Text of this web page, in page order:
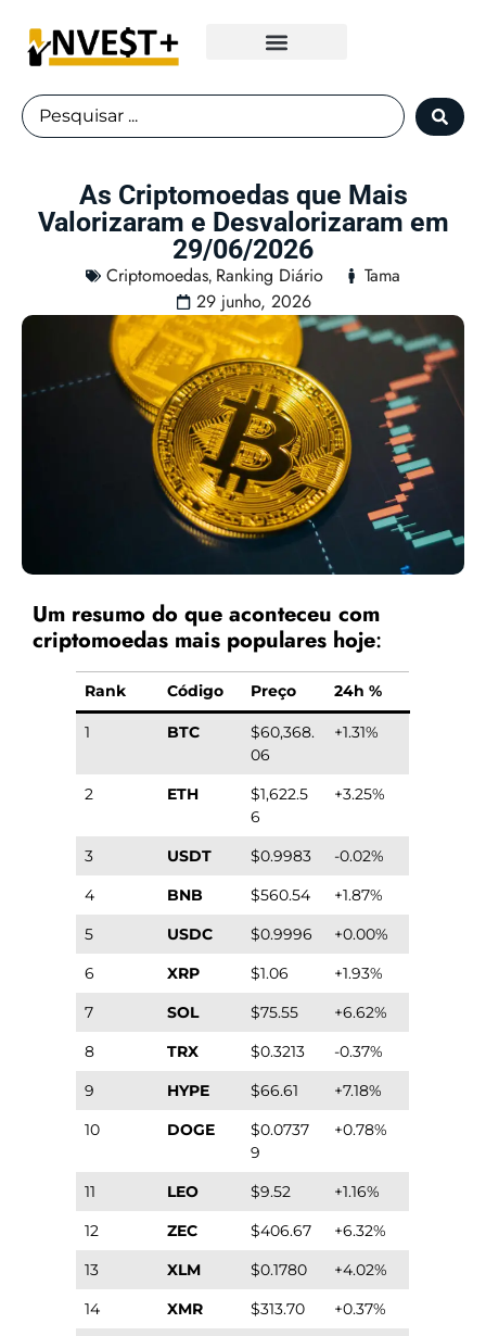
As Criptomoedas que Mais
Valorizaram e Desvalorizaram em
29/06/2026
Criptomoedas, Ranking Diário
Tama
29 junho, 2026
Um resumo do que aconteceu com
criptomoedas mais populares hoje:
Rank Código Preço 24h %
1 BTC
$60,368.
06
+1.31%
2 ETH
$1,622.5
6
+3.25%
3 USDT $0.9983
-0.02%
4
BNB $560.54
+1.87%
5
USDC $0.9996
+0.00%
6
XRP $1.06
+1.93%
7
SOL $75.55
+6.62%
8
TRX $0.3213
-0.37%
9
HYPE $66.61
+7.18%
10
DOGE
$0.0737
9
+0.78%
11 LEO $9.52
+1.16%
12
ZEC $406.67
+6.32%
13
XLM $0.1780
+4.02%
14
XMR $313.70
+0.37%